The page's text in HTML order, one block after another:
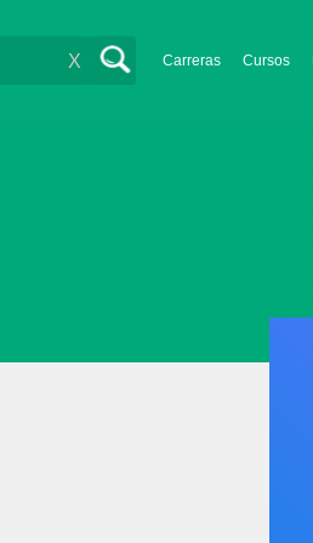
Carreras Cursos
X